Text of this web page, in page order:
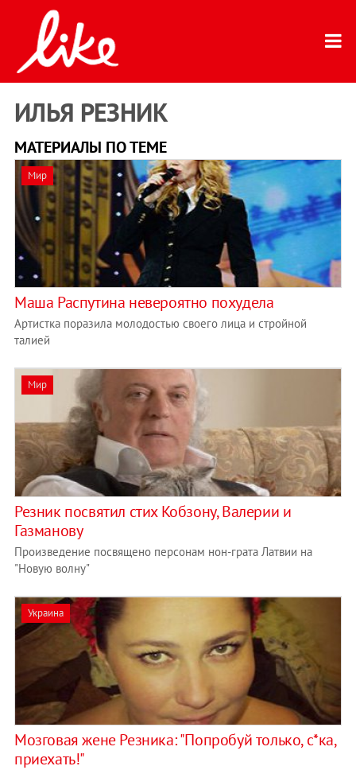
ИЛЬЯ РЕЗНИК
МАТЕРИАЛЫ ПО ТЕМЕ
Мир
Маша Распутина невероятно похудела
Артистка поразила молодостью своего лица и стройной
талией
Мир
Резник посвятил стих Кобзону, Валерии и
Газманову
Произведение посвящено персонам нон-грата Латвии на
"Новую волну"
Украина
Мозговая жене Резника: "Попробуй только, с*ка,
приехать!"